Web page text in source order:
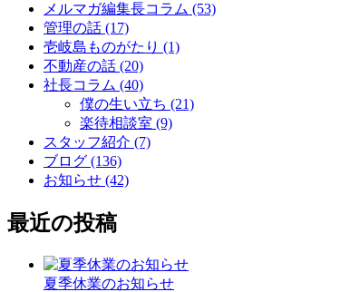
メルマガ編集長コラム (53)
管理の話 (17)
壱岐島ものがたり (1)
不動産の話 (20)
社長コラム (40)
僕の生い立ち (21)
楽待相談室 (9)
スタッフ紹介 (7)
ブログ (136)
お知らせ (42)
最近の投稿
夏季休業のお知らせ